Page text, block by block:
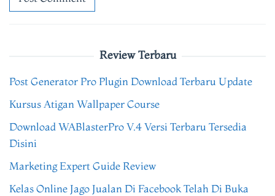
Review Terbaru
Post Generator Pro Plugin Download Terbaru Update
Kursus Atigan Wallpaper Course
Download WABlasterPro V.4 Versi Terbaru Tersedia
Disini
Marketing Expert Guide Review
Kelas Online Jago Jualan Di Facebook Telah Di Buka